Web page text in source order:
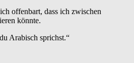
offenbart, dass ich zwischen
könnte.
Arabisch sprichst.“